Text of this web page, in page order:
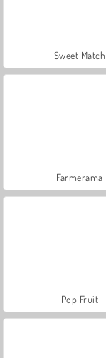
Sweet Match
Farmerama
Pop Fruit